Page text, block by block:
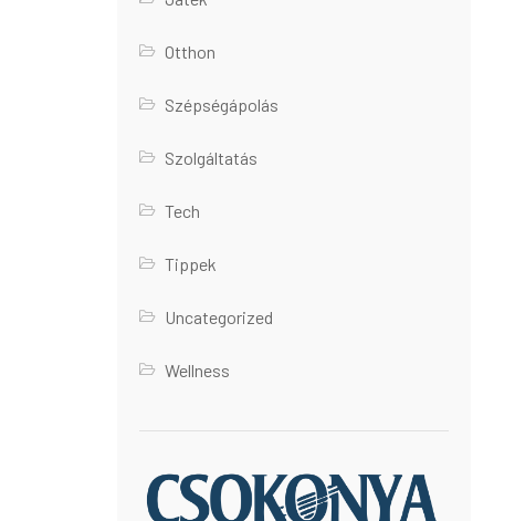
Otthon
Szépségápolás
Szolgáltatás
Tech
Tippek
Uncategorized
Wellness